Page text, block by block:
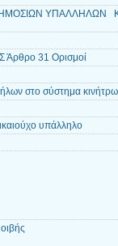
ΥΠΑΛΛΗΛΩΝ
31 Ορισμοί
στο σύστημα
υπάλληλο